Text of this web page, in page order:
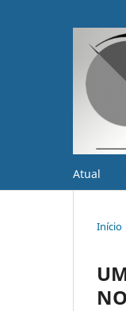
Atual
Início